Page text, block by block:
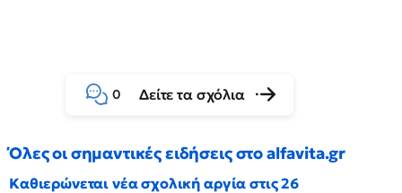
0 Δείτε τα σχόλια
Όλες οι σημαντικές ειδήσεις στο alfavita.gr
Καθιερώνεται νέα σχολική αργία στις 26